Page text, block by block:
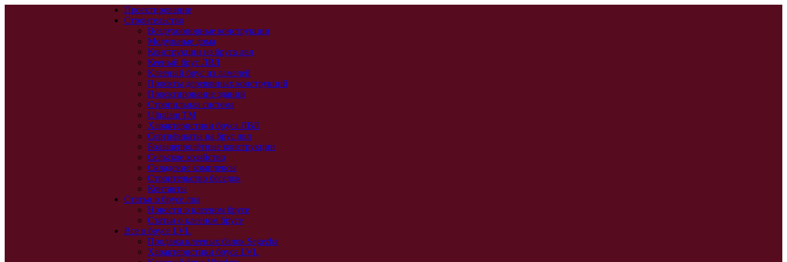
Проектирование
Строительство
Воздухоопорные конструкции
Модульные дома
Конструкции из бруса лвл
Кееный брус ЛВЛ
Клееный брус из ламелей
Проекты деревянных конструкций
Проектирование зданий
Стропильная система
Ultralam TM
Характеристики бруса ЛВЛ
Сертификаты на брус лвл
Большепролётные конструкции
Сельское хозяйство
Складские комплексы
Строительство беседок
Контакты
Статьи о брусе лвл
Новости о клееном брусе
Статьи о клееном брусе
Все о брусе LVL
Продажа клееных балок Segezha
Характеристики бруса LVL